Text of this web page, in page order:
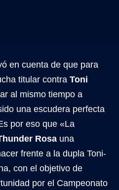
en cuenta de que para
titular contra Toni
al mismo tiempo a
una escudera perfecta
por eso que «La
Rosa una
frente a la dupla Toni-
con el objetivo de
por el Campeonato